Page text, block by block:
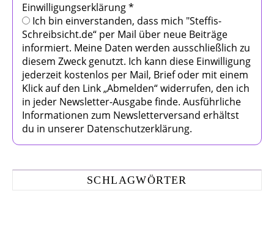
Einwilligungserklärung*
Ich bin einverstanden, dass mich "Steffis-
Schreibsicht.de“ per Mail über neue Beiträge
informiert. Meine Daten werden ausschließlich zu
diesem Zweck genutzt. Ich kann diese Einwilligung
jederzeit kostenlos per Mail, Brief oder mit einem
Klick auf den Link „Abmelden“ widerrufen, den ich
in jeder Newsletter-Ausgabe finde. Ausführliche
Informationen zum Newsletterversand erhältst
du in unserer Datenschutzerklärung.
SCHLAGWÖRTER